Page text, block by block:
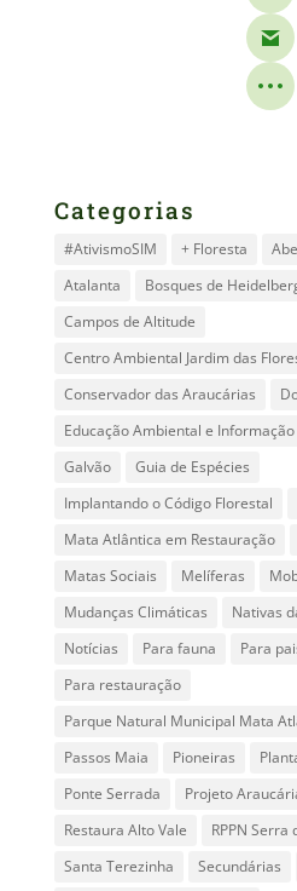
Categorias
#AtivismoSIM + Floresta
Atalanta
Bosques de
Campos de Altitude
Centro Ambiental Jardim das
Conservador das Araucárias
Educação Ambiental e Informação
Galvão
Guia de Espécies
Implantando o Código Florestal
Mata Atlântica em Restauração
Matas Sociais
Melíferas
Mudanças Climáticas
Nativas
Notícias
Para fauna
Para
Para restauração
Parque Natural Municipal Mata
Passos Maia
Pioneiras
Ponte Serrada
Projeto
Restaura Alto Vale
RPPN Serra
Santa Terezinha
Secundárias